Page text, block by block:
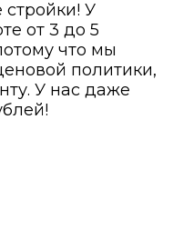
стройки! У
от 3 до 5
что мы
политики,
У нас даже